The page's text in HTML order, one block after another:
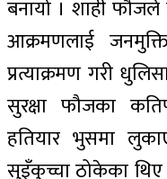
बनायो । शाही
आक्रमणलाई
प्रत्याक्रमण गरी
सुरक्षा फौजका
हतियार भुसमा
सुइँकुच्चा ठोकेका